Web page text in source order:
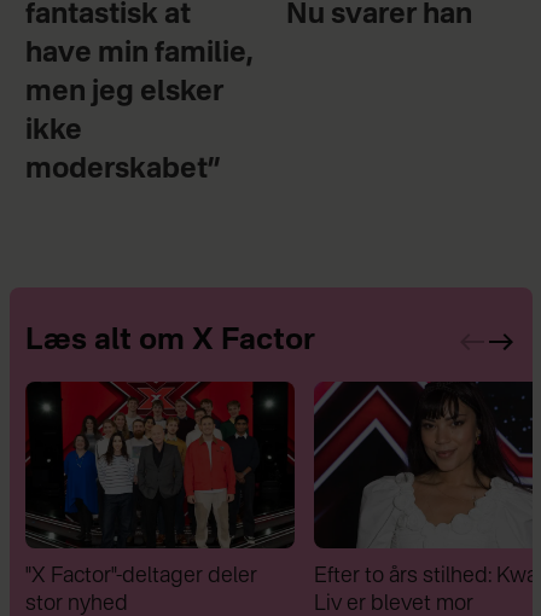
fantastisk at
have min familie,
men jeg elsker
ikke
moderskabet”
Nu svarer han
Læs alt om X Factor
"X Factor"-deltager deler
stor nyhed
Efter to års stilhed:
Liv er blevet mor